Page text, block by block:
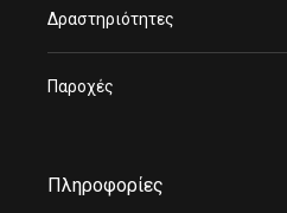
Δραστηριότητες
Παροχές
Πληροφορίες